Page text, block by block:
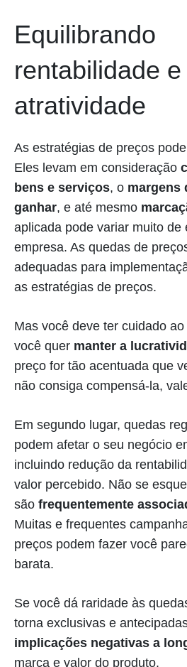
Equilibrando
rentabilidade e
atratividade
As estratégias de preços
Eles levam em consideração
bens e serviços, o margens
ganhar, e até mesmo
aplicada pode variar muito de
empresa. As quedas de
adequadas para
as estratégias de preços.
Mas você deve ter cuidado
você quer manter a
preço for tão acentuada que
não consiga compensá-la,
Em segundo lugar, quedas
podem afetar o seu negócio
incluindo redução da
valor percebido. Não se
são frequentemente
Muitas e frequentes
preços podem fazer você
barata.
Se você dá raridade às
torna exclusivas e
implicações negativas a
marca e valor do produto.